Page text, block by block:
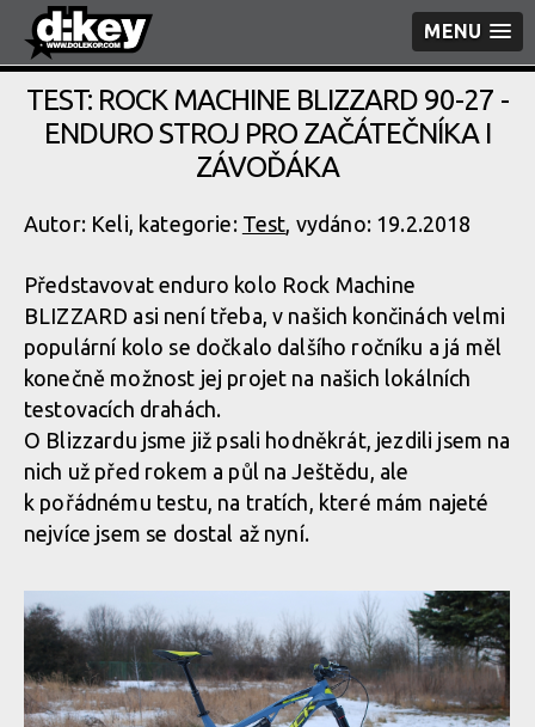
MENU
TEST: ROCK MACHINE BLIZZARD 90-27 -
ENDURO STROJ PRO ZAČÁTEČNÍKA I
ZÁVOĎÁKA
Autor: Keli, kategorie: Test, vydáno: 19.2.2018
Představovat enduro kolo Rock Machine
BLIZZARD asi není třeba, v našich končinách velmi
populární kolo se dočkalo dalšího ročníku a já měl
konečně možnost jej projet na našich lokálních
testovacích drahách.
O Blizzardu jsme již psali hodněkrát, jezdili jsem na
nich už před rokem a půl na Ještědu, ale
k pořádnému testu, na tratích, které mám najeté
nejvíce jsem se dostal až nyní.